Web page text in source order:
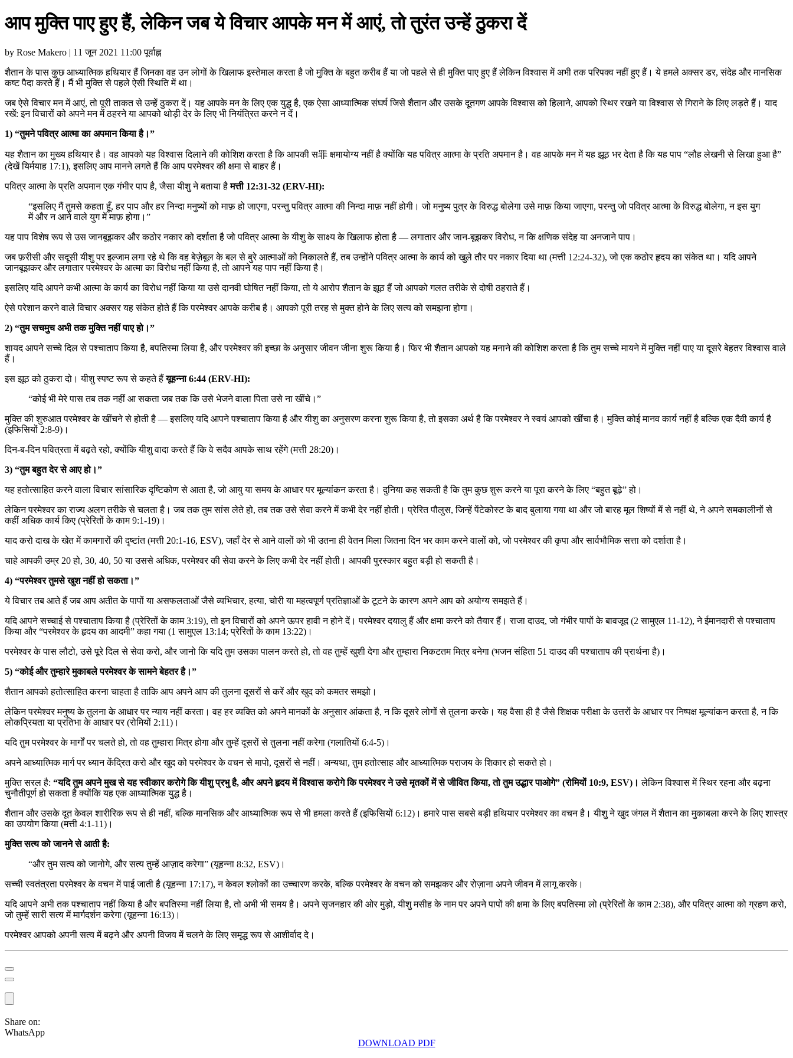
आप मुक्ति पाए हुए हैं, लेकिन जब ये विचार आपके मन में आएं, तो तुरंत उन्हें ठुकरा दें
by Rose Makero | 11 जून 2021 11:00 पूर्वाह्न
शैतान के पास कुछ आध्यात्मिक हथियार हैं जिनका वह उन लोगों के खिलाफ इस्तेमाल करता है जो मुक्ति के बहुत करीब हैं या जो पहले से ही मुक्ति पाए हुए हैं लेकिन विश्वास में अभी तक परिपक्व नहीं हुए हैं। ये हमले अक्सर डर, संदेह और मानसिक
कष्ट पैदा करते हैं। मैं भी मुक्ति से पहले ऐसी स्थिति में था।
जब ऐसे विचार मन में आएं, तो पूरी ताकत से उन्हें ठुकरा दें। यह आपके मन के लिए एक युद्ध है, एक ऐसा आध्यात्मिक संघर्ष जिसे शैतान और उसके दूतगण आपके विश्वास को हिलाने, आपको स्थिर रखने या विश्वास से गिराने के लिए लड़ते हैं। याद
रखें: इन विचारों को अपने मन में ठहरने या आपको थोड़ी देर के लिए भी नियंत्रित करने न दें।
1) “तुमने पवित्र आत्मा का अपमान किया है।”
यह शैतान का मुख्य हथियार है। वह आपको यह विश्वास दिलाने की कोशिश करता है कि आपकी स罪 क्षमायोग्य नहीं है क्योंकि यह पवित्र आत्मा के प्रति अपमान है। वह आपके मन में यह झूठ भर देता है कि यह पाप “लौह लेखनी से लिखा हुआ है”
(देखें यिर्मयाह 17:1), इसलिए आप मानने लगते हैं कि आप परमेश्वर की क्षमा से बाहर हैं।
पवित्र आत्मा के प्रति अपमान एक गंभीर पाप है, जैसा यीशु ने बताया हैमत्ती 12:31-32 (ERV-HI):
“इसलिए मैं तुमसे कहता हूँ, हर पाप और हर निन्दा मनुष्यों को माफ़ हो जाएगा, परन्तु पवित्र आत्मा की निन्दा माफ़ नहीं होगी। जो मनुष्य पुत्र के विरुद्ध बोलेगा उसे माफ़ किया जाएगा, परन्तु जो पवित्र आत्मा के विरुद्ध बोलेगा, न इस युग
में और न आने वाले युग में माफ़ होगा।”
यह पाप विशेष रूप से उस जानबूझकर और कठोर नकार को दर्शाता है जो पवित्र आत्मा के यीशु के साक्ष्य के खिलाफ होता है — लगातार और जान-बूझकर विरोध, न कि क्षणिक संदेह या अनजाने पाप।
जब फ़रीसी और सदूसी यीशु पर इल्जाम लगा रहे थे कि वह बेज़ेबूल के बल से बुरे आत्माओं को निकालते हैं, तब उन्होंने पवित्र आत्मा के कार्य को खुले तौर पर नकार दिया था (मत्ती 12:24-32), जो एक कठोर हृदय का संकेत था। यदि आपने
जानबूझकर और लगातार परमेश्वर के आत्मा का विरोध नहीं किया है, तो आपने यह पाप नहीं किया है।
इसलिए यदि आपने कभी आत्मा के कार्य का विरोध नहीं किया या उसे दानवी घोषित नहीं किया, तो ये आरोप शैतान के झूठ हैं जो आपको गलत तरीके से दोषी ठहराते हैं।
ऐसे परेशान करने वाले विचार अक्सर यह संकेत होते हैं कि परमेश्वर आपके करीब है। आपको पूरी तरह से मुक्त होने के लिए सत्य को समझना होगा।
2) “तुम सचमुच अभी तक मुक्ति नहीं पाए हो।”
शायद आपने सच्चे दिल से पश्चाताप किया है, बपतिस्मा लिया है, और परमेश्वर की इच्छा के अनुसार जीवन जीना शुरू किया है। फिर भी शैतान आपको यह मनाने की कोशिश करता है कि तुम सच्चे मायने में मुक्ति नहीं पाए या दूसरे बेहतर विश्वास वाले
हैं।
इस झूठ को ठुकरा दो। यीशु स्पष्ट रूप से कहते हैंयूहन्ना 6:44 (ERV-HI):
“कोई भी मेरे पास तब तक नहीं आ सकता जब तक कि उसे भेजने वाला पिता उसे ना खींचे।”
मुक्ति की शुरुआत परमेश्वर के खींचने से होती है — इसलिए यदि आपने पश्चाताप किया है और यीशु का अनुसरण करना शुरू किया है, तो इसका अर्थ है कि परमेश्वर ने स्वयं आपको खींचा है। मुक्ति कोई मानव कार्य नहीं है बल्कि एक दैवी कार्य है
(इफिसियों 2:8-9)।
दिन-ब-दिन पवित्रता में बढ़ते रहो, क्योंकि यीशु वादा करते हैं कि वे सदैव आपके साथ रहेंगे (मत्ती 28:20)।
3) “तुम बहुत देर से आए हो।”
यह हतोत्साहित करने वाला विचार सांसारिक दृष्टिकोण से आता है, जो आयु या समय के आधार पर मूल्यांकन करता है। दुनिया कह सकती है कि तुम कुछ शुरू करने या पूरा करने के लिए “बहुत बूढ़े” हो।
लेकिन परमेश्वर का राज्य अलग तरीके से चलता है। जब तक तुम सांस लेते हो, तब तक उसे सेवा करने में कभी देर नहीं होती। प्रेरित पौलुस, जिन्हें पेंटेकोस्ट के बाद बुलाया गया था और जो बारह मूल शिष्यों में से नहीं थे, ने अपने समकालीनों से
कहीं अधिक कार्य किए (प्रेरितों के काम 9:1-19)।
याद करो दाख के खेत में कामगारों की दृष्टांत (मत्ती 20:1-16, ESV), जहाँ देर से आने वालों को भी उतना ही वेतन मिला जितना दिन भर काम करने वालों को, जो परमेश्वर की कृपा और सार्वभौमिक सत्ता को दर्शाता है।
चाहे आपकी उम्र 20 हो, 30, 40, 50 या उससे अधिक, परमेश्वर की सेवा करने के लिए कभी देर नहीं होती। आपकी पुरस्कार बहुत बड़ी हो सकती है।
4) “परमेश्वर तुमसे खुश नहीं हो सकता।”
ये विचार तब आते हैं जब आप अतीत के पापों या असफलताओं जैसे व्यभिचार, हत्या, चोरी या महत्वपूर्ण प्रतिज्ञाओं के टूटने के कारण अपने आप को अयोग्य समझते हैं।
यदि आपने सच्चाई से पश्चाताप किया है (प्रेरितों के काम 3:19), तो इन विचारों को अपने ऊपर हावी न होने दें। परमेश्वर दयालु हैं और क्षमा करने को तैयार हैं। राजा दाउद, जो गंभीर पापों के बावजूद (2 सामुएल 11-12), ने ईमानदारी से पश्चाताप
किया और “परमेश्वर के हृदय का आदमी” कहा गया (1 सामुएल 13:14; प्रेरितों के काम 13:22)।
परमेश्वर के पास लौटो, उसे पूरे दिल से सेवा करो, और जानो कि यदि तुम उसका पालन करते हो, तो वह तुम्हें खुशी देगा और तुम्हारा निकटतम मित्र बनेगा (भजन संहिता 51 दाउद की पश्चाताप की प्रार्थना है)।
5) “कोई और तुम्हारे मुकाबले परमेश्वर के सामने बेहतर है।”
शैतान आपको हतोत्साहित करना चाहता है ताकि आप अपने आप की तुलना दूसरों से करें और खुद को कमतर समझो।
लेकिन परमेश्वर मनुष्य के तुलना के आधार पर न्याय नहीं करता। वह हर व्यक्ति को अपने मानकों के अनुसार आंकता है, न कि दूसरे लोगों से तुलना करके। यह वैसा ही है जैसे शिक्षक परीक्षा के उत्तरों के आधार पर निष्पक्ष मूल्यांकन करता है, न कि
लोकप्रियता या प्रतिभा के आधार पर (रोमियों 2:11)।
यदि तुम परमेश्वर के मार्गों पर चलते हो, तो वह तुम्हारा मित्र होगा और तुम्हें दूसरों से तुलना नहीं करेगा (गलातियों 6:4-5)।
अपने आध्यात्मिक मार्ग पर ध्यान केंद्रित करो और खुद को परमेश्वर के वचन से मापो, दूसरों से नहीं। अन्यथा, तुम हतोत्साह और आध्यात्मिक पराजय के शिकार हो सकते हो।
मुक्ति सरल है: “यदि तुम अपने मुख से यह स्वीकार करोगे कि यीशु प्रभु है, और अपने हृदय में विश्वास करोगे कि परमेश्वर ने उसे मृतकों में से जीवित किया, तो तुम उद्धार पाओगे” (रोमियों 10:9, ESV)। लेकिन विश्वास में स्थिर रहना और बढ़ना
चुनौतीपूर्ण हो सकता है क्योंकि यह एक आध्यात्मिक युद्ध है।
शैतान और उसके दूत केवल शारीरिक रूप से ही नहीं, बल्कि मानसिक और आध्यात्मिक रूप से भी हमला करते हैं (इफिसियों 6:12)। हमारे पास सबसे बड़ी हथियार परमेश्वर का वचन है। यीशु ने खुद जंगल में शैतान का मुकाबला करने के लिए शास्त्र
का उपयोग किया (मत्ती 4:1-11)।
मुक्ति सत्य को जानने से आती है:
“और तुम सत्य को जानोगे, और सत्य तुम्हें आज़ाद करेगा” (यूहन्ना 8:32, ESV)।
सच्ची स्वतंत्रता परमेश्वर के वचन में पाई जाती है (यूहन्ना 17:17), न केवल श्लोकों का उच्चारण करके, बल्कि परमेश्वर के वचन को समझकर और रोज़ाना अपने जीवन में लागू करके।
यदि आपने अभी तक पश्चाताप नहीं किया है और बपतिस्मा नहीं लिया है, तो अभी भी समय है। अपने सृजनहार की ओर मुड़ो, यीशु मसीह के नाम पर अपने पापों की क्षमा के लिए बपतिस्मा लो (प्रेरितों के काम 2:38), और पवित्र आत्मा को ग्रहण करो,
जो तुम्हें सारी सत्य में मार्गदर्शन करेगा (यूहन्ना 16:13)।
परमेश्वर आपको अपनी सत्य में बढ़ने और अपनी विजय में चलने के लिए समृद्ध रूप से आशीर्वाद दे।
Share on:
WhatsApp
DOWNLOAD PDF